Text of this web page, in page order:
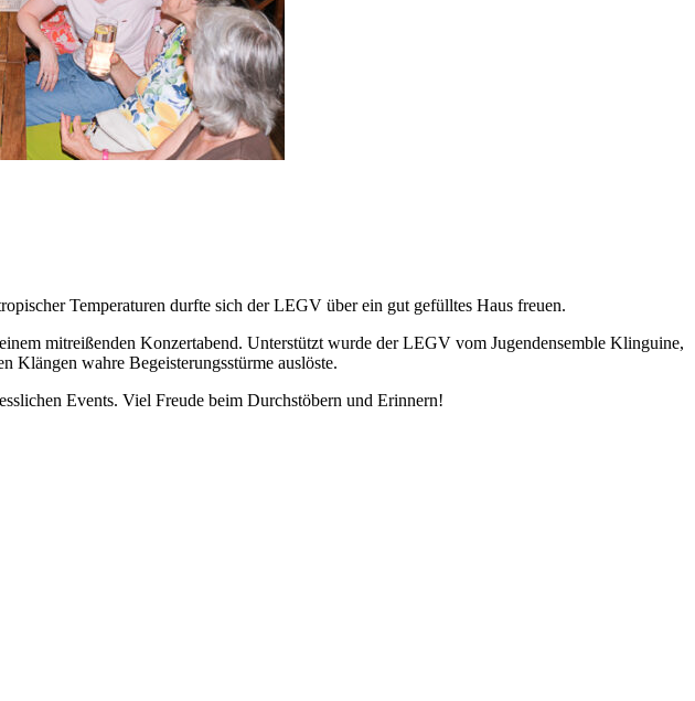
Temperaturen durfte sich der LEGV über ein gut gefülltes Haus freuen.
mitreißenden Konzertabend. Unterstützt wurde der LEGV vom Jugendensemble Klinguine,
Klängen wahre Begeisterungsstürme auslöste.
Events. Viel Freude beim Durchstöbern und Erinnern!